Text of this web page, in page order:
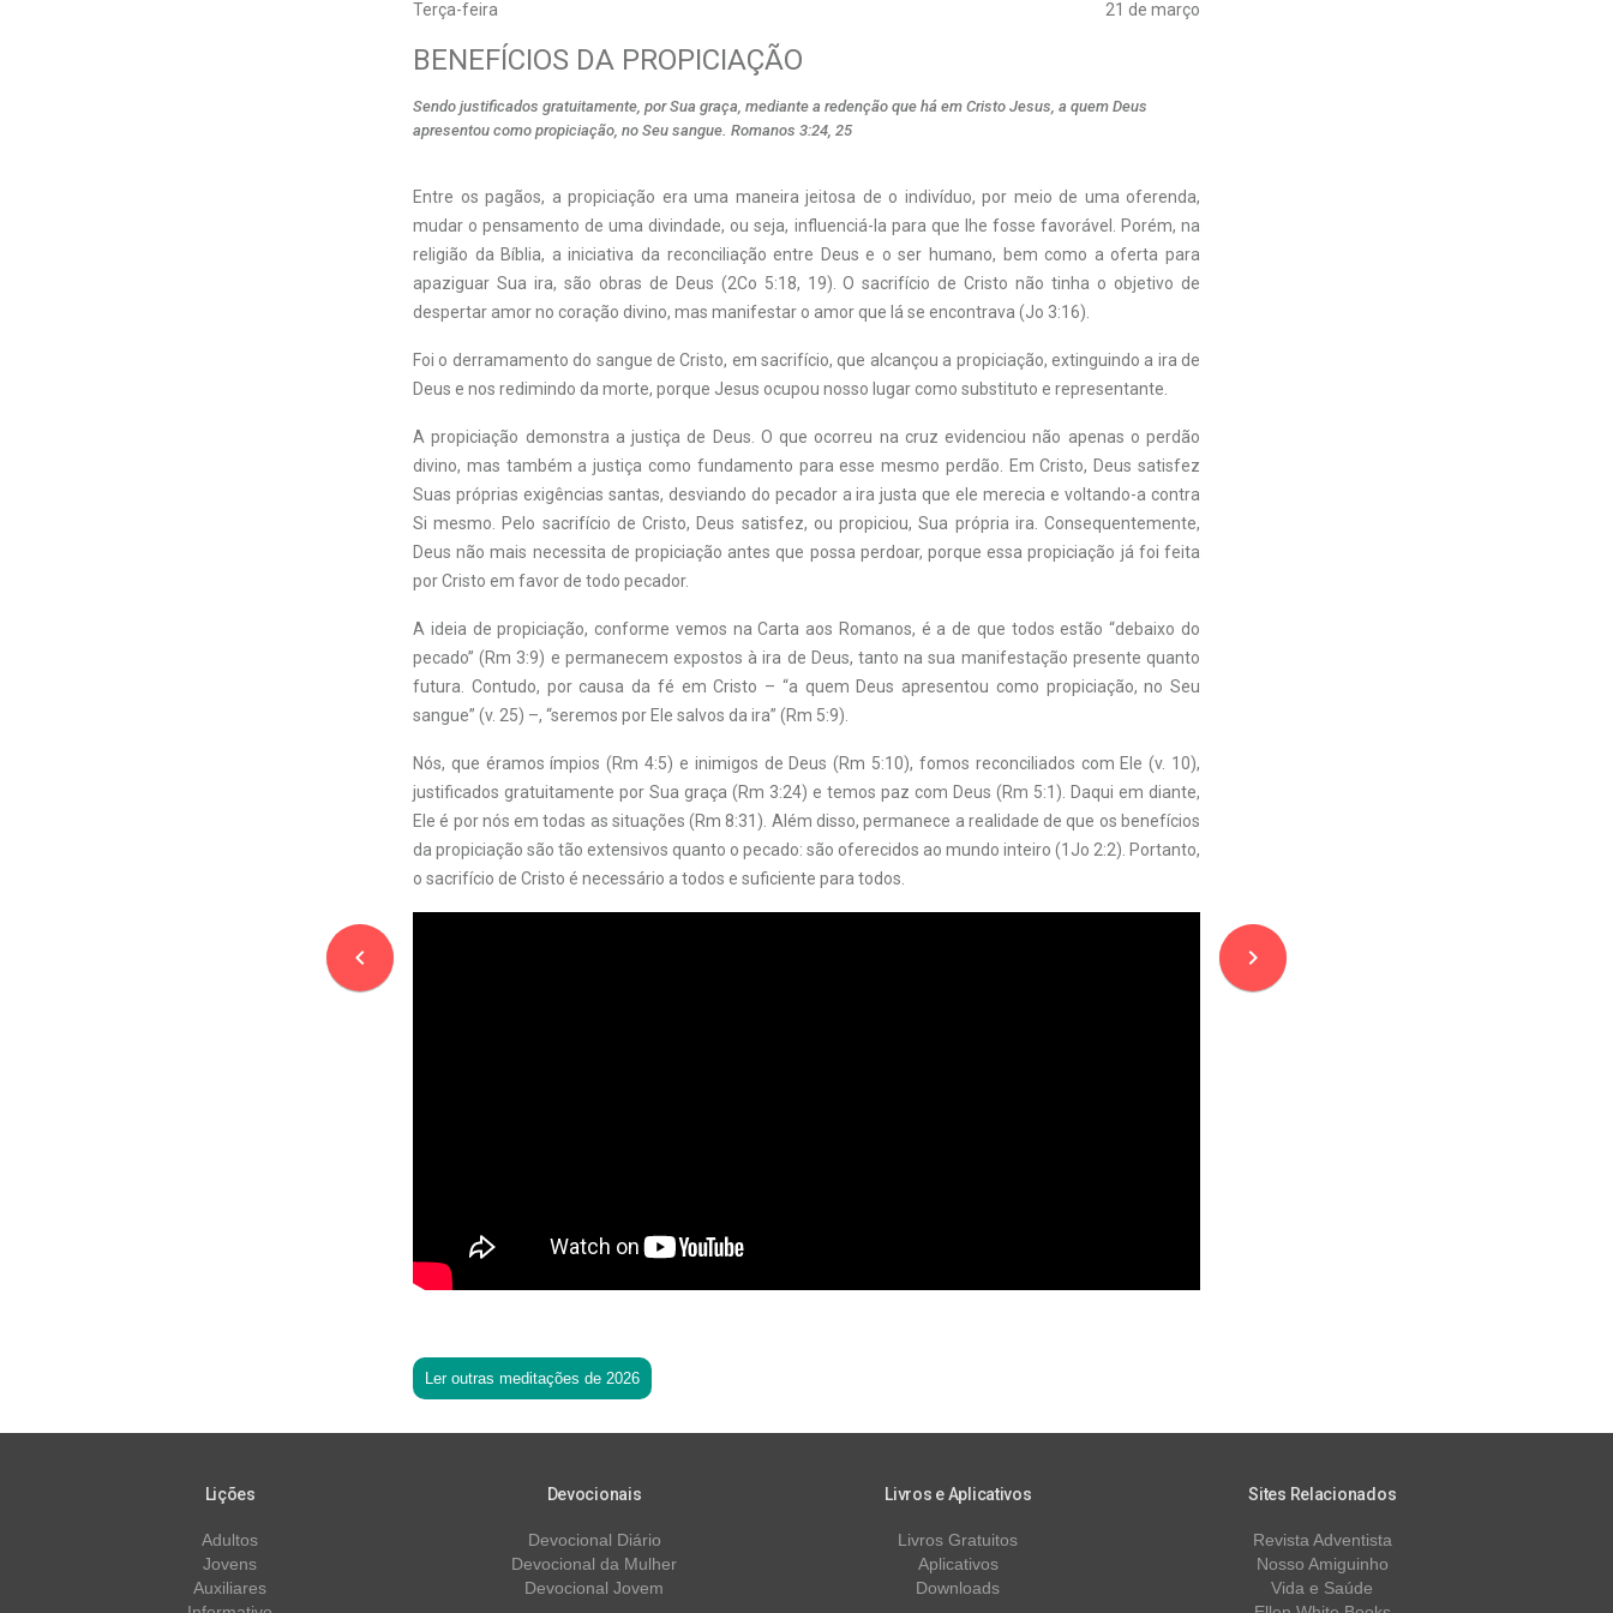
Terça-feira 21 de março
navigate_before
BENEFÍCIOS DA PROPICIAÇÃO
Sendo justificados gratuitamente, por Sua graça, mediante a redenção que há em Cristo Jesus, a quem Deus
apresentou como propiciação, no Seu sangue. Romanos 3:24, 25
Entre os pagãos, a propiciação era uma maneira jeitosa de o indivíduo, por meio de uma oferenda,
mudar o pensamento de uma divindade, ou seja, influenciá-la para que lhe fosse favorável. Porém, na
religião da Bíblia, a iniciativa da reconciliação entre Deus e o ser humano, bem como a oferta para
apaziguar Sua ira, são obras de Deus (2Co 5:18, 19). O sacrifício de Cristo não tinha o objetivo de
despertar amor no coração divino, mas manifestar o amor que lá se encontrava (Jo 3:16).
Foi o derramamento do sangue de Cristo, em sacrifício, que alcançou a propiciação, extinguindo a ira de
Deus e nos redimindo da morte, porque Jesus ocupou nosso lugar como substituto e representante.
A propiciação demonstra a justiça de Deus. O que ocorreu na cruz evidenciou não apenas o perdão
divino, mas também a justiça como fundamento para esse mesmo perdão. Em Cristo, Deus satisfez
Suas próprias exigências santas, desviando do pecador a ira justa que ele merecia e voltando-a contra
Si mesmo. Pelo sacrifício de Cristo, Deus satisfez, ou propiciou, Sua própria ira. Consequentemente,
Deus não mais necessita de propiciação antes que possa perdoar, porque essa propiciação já foi feita
por Cristo em favor de todo pecador.
A ideia de propiciação, conforme vemos na Carta aos Romanos, é a de que todos estão “debaixo do
pecado” (Rm 3:9) e permanecem expostos à ira de Deus, tanto na sua manifestação presente quanto
futura. Contudo, por causa da fé em Cristo – “a quem Deus apresentou como propiciação, no Seu
sangue” (v. 25) –, “seremos por Ele salvos da ira” (Rm 5:9).
Nós, que éramos ímpios (Rm 4:5) e inimigos de Deus (Rm 5:10), fomos reconciliados com Ele (v. 10),
justificados gratuitamente por Sua graça (Rm 3:24) e temos paz com Deus (Rm 5:1). Daqui em diante,
Ele é por nós em todas as situações (Rm 8:31). Além disso, permanece a realidade de que os benefícios
da propiciação são tão extensivos quanto o pecado: são oferecidos ao mundo inteiro (1Jo 2:2). Portanto,
o sacrifício de Cristo é necessário a todos e suficiente para todos.
Ler outras meditações de 2026
navigate_next
Lições
Adultos
Jovens
Auxiliares
Devocionais
Devocional Diário
Devocional da Mulher
Devocional Jovem
Livros e Aplicativos
Livros Gratuitos
Aplicativos
Downloads
Sites Relacionados
Revista Adventista
Nosso Amiguinho
Vida e Saúde